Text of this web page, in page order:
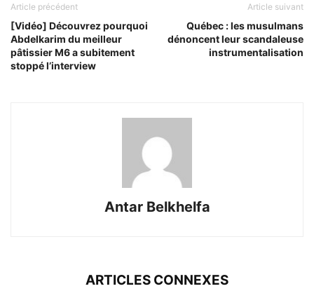
Article précédent
[Vidéo] Découvrez pourquoi
Abdelkarim du meilleur
pâtissier M6 a subitement
stoppé l’interview
Article suivant
Québec : les musulmans
dénoncent leur scandaleuse
instrumentalisation
Antar Belkhelfa
ARTICLES CONNEXES